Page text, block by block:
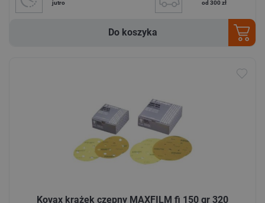
jutro od 300 zł
Do koszyka
Kovax krążek czepny MAXFILM fi 150 gr 320